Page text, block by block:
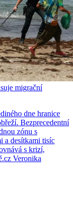
migrační
dne hranice
Bezprecedentní
zónu s
a desítkami tisíc
s krizí,
Veronika